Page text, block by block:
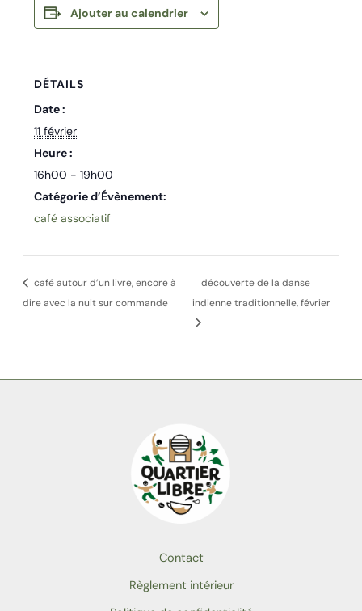
Ajouter au calendrier
DÉTAILS
Date :
11 février
Heure :
16h00 - 19h00
Catégorie d’Évènement:
café associatif
café autour d’un livre, encore à
dire avec la nuit sur commande
découverte de la danse
indienne traditionnelle, février
Contact
Règlement intérieur